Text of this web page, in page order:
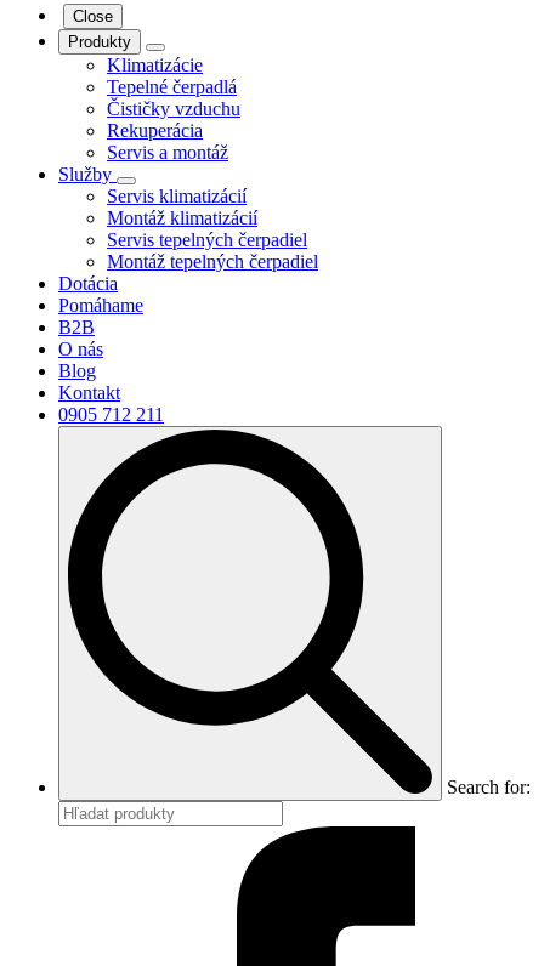
Close
Produkty
Klimatizácie
Tepelné čerpadlá
Čističky vzduchu
Rekuperácia
Servis a montáž
Služby
Servis klimatizácií
Montáž klimatizácií
Servis tepelných čerpadiel
Montáž tepelných čerpadiel
Dotácia
Pomáhame
B2B
O nás
Blog
Kontakt
0905 712 211
Search for: